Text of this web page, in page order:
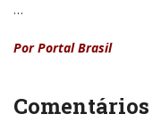
…
PorPortal Brasil
Comentários